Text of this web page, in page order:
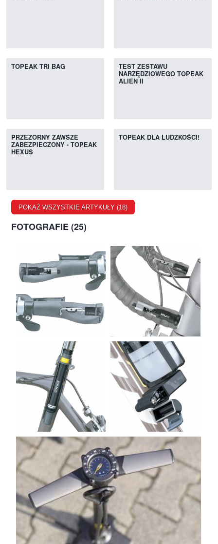
TOPEAK TRI BAG
TEST ZESTAWU
NARZĘDZIOWEGO TOPEAK
ALIEN II
PRZEZORNY ZAWSZE
ZABEZPIECZONY - TOPEAK
HEXUS
TOPEAK DLA LUDZKOŚCI!
POKAŻ WSZYSTKIE ARTYKUŁY (18)
FOTOGRAFIE (25)